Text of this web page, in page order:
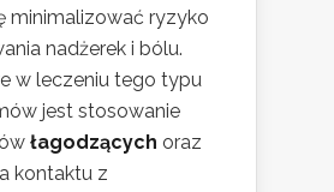
minimalizować ryzyko
nadżerek i bólu.
w leczeniu tego typu
jest stosowanie
łagodzących oraz
kontaktu z